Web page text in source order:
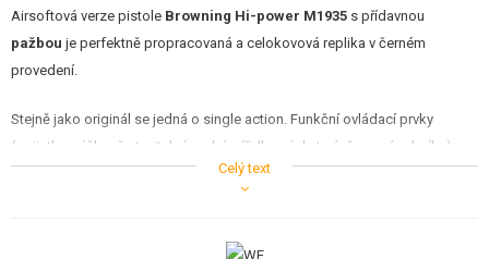
Airsoftová verze pistole Browning Hi-power M1935 s přídavnou
pažbou je perfektně propracovaná a celokovová replika v černém
provedení.
Stejně jako originál se jedná o single action. Funkční ovládací prvky
(pojistka, výškově stavitelné zadní mířidlo, záchyt závěru a zásobníku) a
částečná demontáž odpovídají reálné předloze. Tělo pistole je vyrobeno z
Pistole je plynová a při střelbě realisticky napodobuje pohybem závěru
Celý text